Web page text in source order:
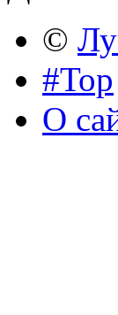
©
#Top
О